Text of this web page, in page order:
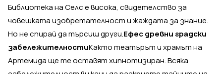
Библиотека на Селс е висока, свидетелство за
човешката изобретателност и жаждата за знание.
Но не спирай да търсиш други.Ефес древни градски
забележителностиКакто театърът и храмът на
Артемида ще те оставят хипнотизиран. Всяка